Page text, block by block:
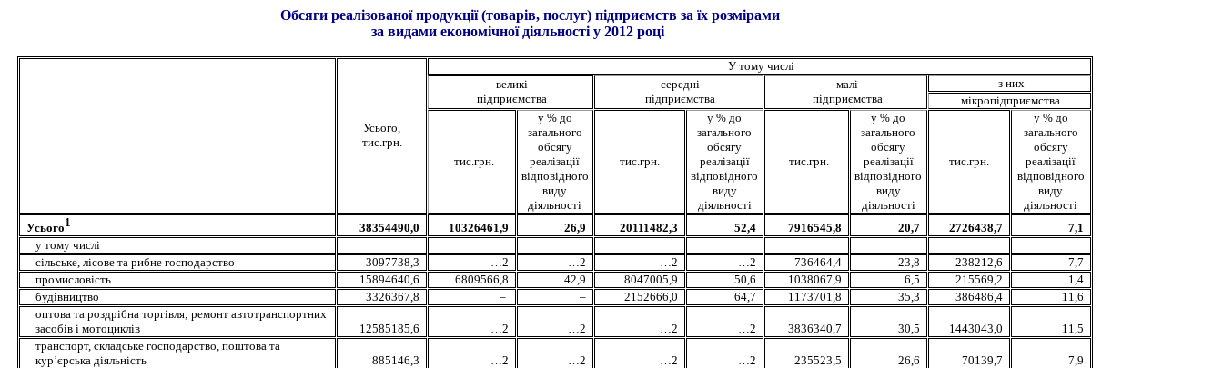
Обсяги реалізованої продукції (товарів, послуг) підприємств за їх розмірами
за видами економічної діяльності у 2012 році
Усього,
тис.грн.
У тому числі
великі
підприємства
середні
підприємства
малі
підприємства
з них
мікропідприємства
тис.грн.
у % до
загального
обсягу
реалізації
відповідного
виду
діяльності
тис.грн.
у % до
загального
обсягу
реалізації
відповідного
виду
діяльності
тис.грн.
у % до
загального
обсягу
реалізації
відповідного
виду
діяльності
тис.грн.
у % до
загального
обсягу
реалізації
відповідного
виду
діяльності
Усього1 38354490,0 10326461,9 26,9 20111482,3 52,4 7916545,8 20,7 2726438,7
7,1
у тому числі
сільське, лісове та рибне господарство
3097738,3 …2 …2 …2 …2 736464,4 23,8 238212,6
7,7
промисловість
15894640,6 6809566,8 42,9 8047005,9 50,6 1038067,9 6,5 215569,2
1,4
будівництво
3326367,8 – – 2152666,0 64,7 1173701,8 35,3 386486,4
11,6
оптова та роздрібна торгівля; ремонт автотранспортних
засобів і мотоциклів
12585185,6 …2 …2 …2 …2 3836340,7 30,5 1443043,0
11,5
транспорт, складське господарство, поштова та
кур’єрська діяльність
885146,3 …2 …2 …2 …2 235523,5 26,6 70139,7
7,9